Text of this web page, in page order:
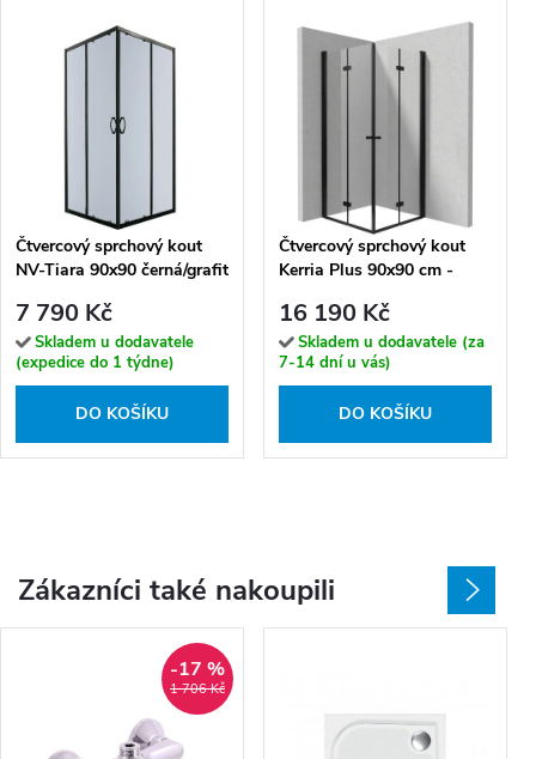
Čtvercový sprchový kout
NV-Tiara 90x90 černá/grafit
7 790 Kč
Skladem u dodavatele
(expedice do 1 týdne)
DO KOŠÍKU
Čtvercový sprchový kout
Kerria Plus 90x90 cm -
16 190 Kč
Skladem u dodavatele (za
7-14 dní u vás)
DO KOŠÍKU
Zákazníci také nakoupili
1 706 Kč
-17 %